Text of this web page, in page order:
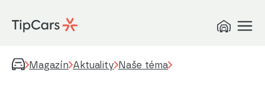
Magazín Aktuality Naše téma